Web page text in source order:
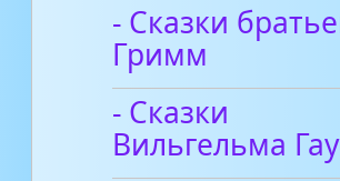
- Сказки
Гримм
- Сказки
Вильгельма